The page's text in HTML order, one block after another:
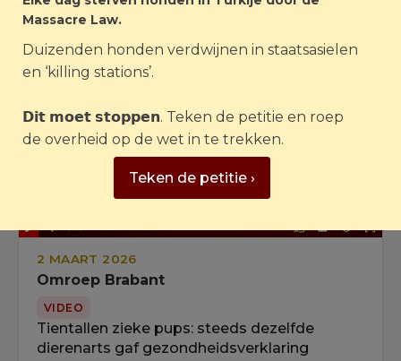
2 MAART 2026
Omroep Brabant
VIDEO
Tientallen zieke pups: steeds dezelfde
dierenarts gaf gezondheidsverklaring
Massacre Law.
Duizenden honden verdwijnen in staatsasielen
en ‘killing stations’.
𝗗𝗶𝘁 𝗺𝗼𝗲𝘁 𝘀𝘁𝗼𝗽𝗽𝗲𝗻. Teken de petitie en roep
de overheid op de wet in te trekken.
Teken de petitie ›